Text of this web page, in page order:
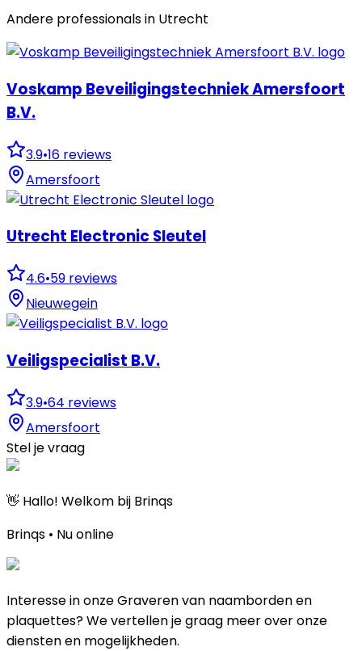
Andere professionals in Utrecht
Voskamp Beveiligingstechniek Amersfoort
B.V.
3.9•16 reviews
Amersfoort
Utrecht Electronic Sleutel
4.6•59 reviews
Nieuwegein
Veiligspecialist B.V.
3.9•64 reviews
Amersfoort
Stel je vraag
👋 Hallo! Welkom bij Brinqs
Brinqs • Nu online
Interesse in onze Graveren van naamborden en
plaquettes? We vertellen je graag meer over onze
diensten en mogelijkheden.